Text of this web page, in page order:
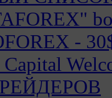
-
Capital